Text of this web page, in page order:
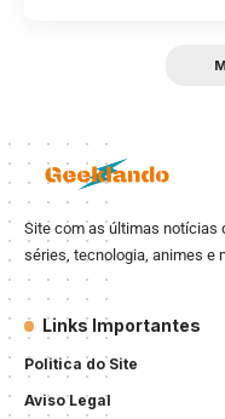
Site com as últimas notícias
séries, tecnologia, animes e
Links Importantes
Politica do Site
Aviso Legal